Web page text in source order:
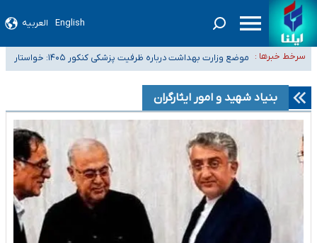
English العربیه
سرخط خبرها :
۴۰ تا ۵۰ روز گرمای نسبی در پیش داریم/ دمای تهران به ۳۸ درجه می‌رسد
موضع وزارت بهداشت درباره ظرفیت پزشکی کنکور ۱۴۰۵: خواستار
اصلاح ظرفیت‌ها هستیم، اما هنوز پاسخ مشخصی نگرفته‌ایم
تعویق آزمون ورودی دکترای تخصصی فرماندهی صحنه عملیات و دکترای
تخصصی جغرافیای نظامی دافوس آجا
خبرنگاران راویان حقیقت با دغدغه نان، مسکن و بیمه
آخرین وضعیت شیوع عفونت‌های تنفسی در کشور/ خوزستان و کرمان بالاتر از
بنیاد شهید و امور ایثارگران